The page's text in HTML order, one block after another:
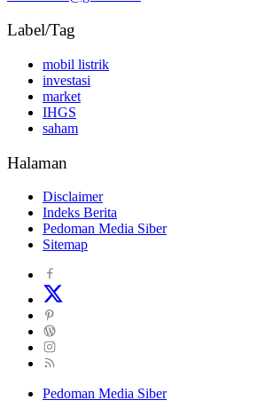
Label/Tag
mobil listrik
investasi
market
IHGS
saham
Halaman
Disclaimer
Indeks Berita
Pedoman Media Siber
Sitemap
Pedoman Media Siber